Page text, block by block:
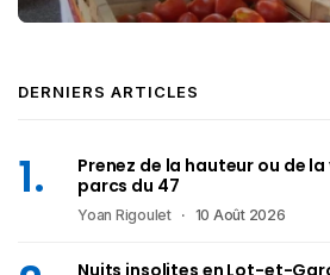
DERNIERS ARTICLES
Prenez de la hauteur ou de
parcs du 47
Yoan Rigoulet 10 Août 2026
Nuits insolites en Lot-et-